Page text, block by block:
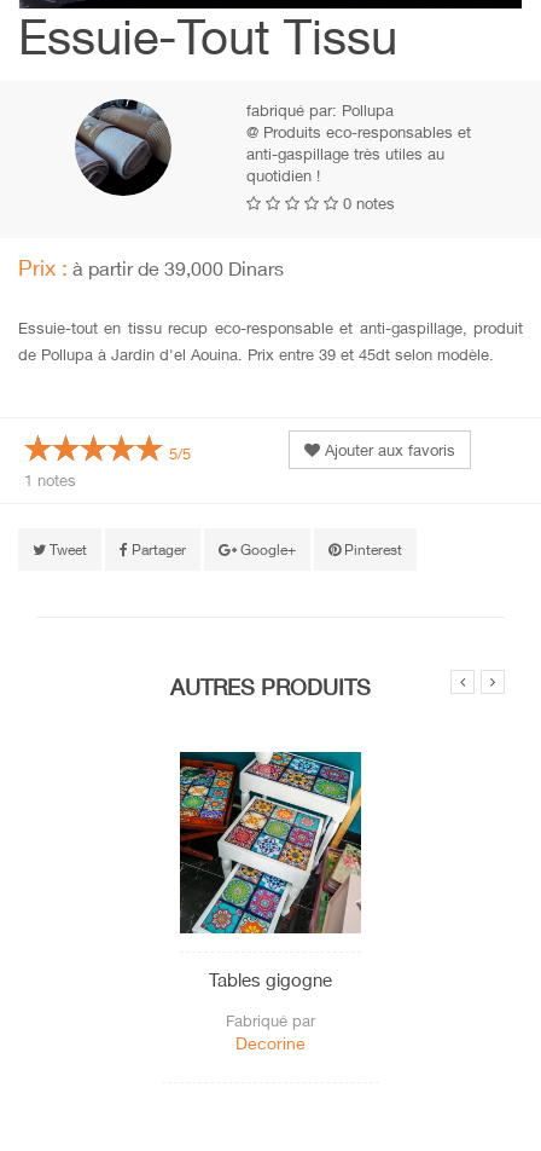
Essuie-Tout Tissu
fabriqué par: Pollupa
@ Produits eco-responsables et
anti-gaspillage très utiles au
quotidien !
0 notes
Prix : à partir de 39,000 Dinars
Essuie-tout en tissu recup eco-responsable et anti-gaspillage, produit
de Pollupa à Jardin d'el Aouina. Prix entre 39 et 45dt selon modèle.
5/5
Ajouter aux favoris
1 notes
Tweet Partager Google+ Pinterest
AUTRES PRODUITS
Tables gigogne
Fabriqué par
Decorine